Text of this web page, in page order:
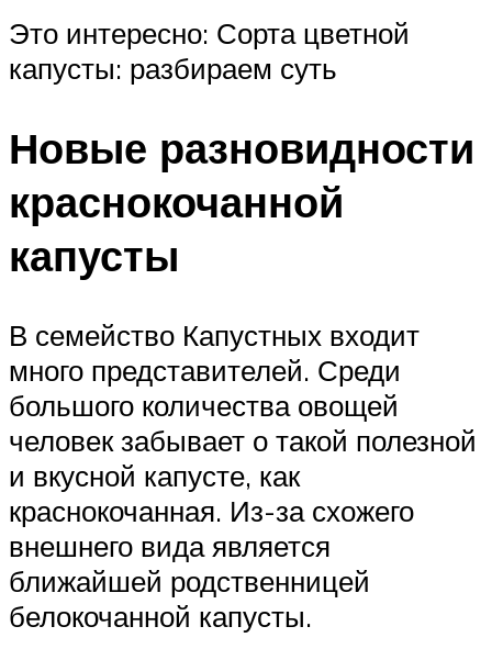
Это интересно: Сорта цветной
капусты: разбираем суть
Новые разновидности
краснокочанной
капусты
В семейство Капустных входит
много представителей. Среди
большого количества овощей
человек забывает о такой полезной
и вкусной капусте, как
краснокочанная. Из-за схожего
внешнего вида является
ближайшей родственницей
белокочанной капусты.